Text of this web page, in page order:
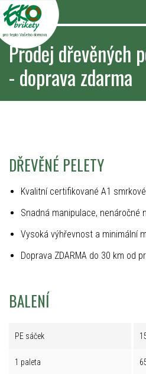
pro teplo Vašeho domova
Prodej dřevěných
- doprava zdarma
DŘEVĚNÉ PELETY
Kvalitní certifikované A1
Snadná manipulace, nenáročné
Vysoká výhřevnost a minimální
Doprava ZDARMA do 30 km od
BALENÍ
PE sáček
1 paleta